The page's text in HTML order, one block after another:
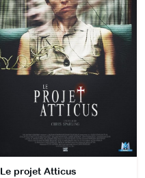
Le projet Atticus